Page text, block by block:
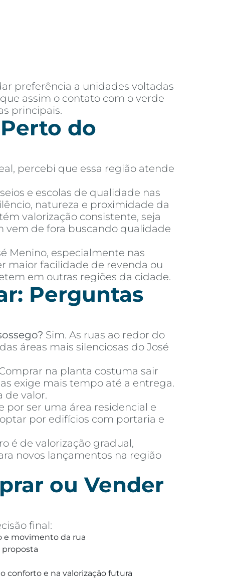
preferência a unidades voltadas
assim o contato com o verde
principais.
do
percebi que essa região atende
e escolas de qualidade nas
natureza e proximidade da
valorização consistente, seja
vem de fora buscando qualidade
Menino, especialmente nas
maior facilidade de revenda ou
em outras regiões da cidade.
Perguntas
Sim. As ruas ao redor do
áreas mais silenciosas do José
na planta costuma sair
exige mais tempo até a entrega.
de valor.
por ser uma área residencial e
por edifícios com portaria e
é de valorização gradual,
novos lançamentos na região
ou Vender
final:
e movimento da rua
proposta
conforto e na valorização futura